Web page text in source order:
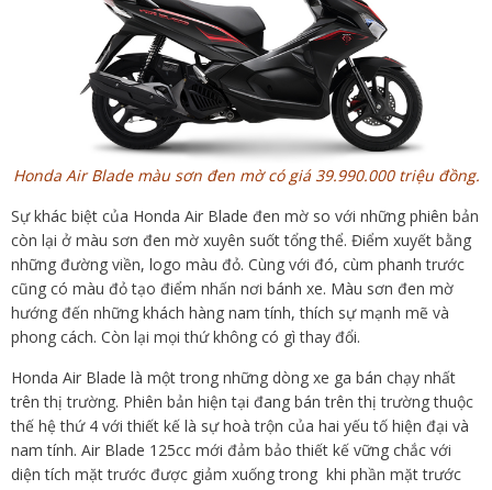
Honda Air Blade màu sơn đen mờ có giá 39.990.000 triệu đồng.
Sự khác biệt của Honda Air Blade đen mờ so với những phiên bản
còn lại ở màu sơn đen mờ xuyên suốt tổng thể. Điểm xuyết bằng
những đường viền, logo màu đỏ. Cùng với đó, cùm phanh trước
cũng có màu đỏ tạo điểm nhấn nơi bánh xe. Màu sơn đen mờ
hướng đến những khách hàng nam tính, thích sự mạnh mẽ và
phong cách. Còn lại mọi thứ không có gì thay đổi.
Honda Air Blade là một trong những dòng xe ga bán chạy nhất
trên thị trường. Phiên bản hiện tại đang bán trên thị trường thuộc
thế hệ thứ 4 với thiết kế là sự hoà trộn của hai yếu tố hiện đại và
nam tính. Air Blade 125cc mới đảm bảo thiết kế vững chắc với
diện tích mặt trước được giảm xuống trong khi phần mặt trước